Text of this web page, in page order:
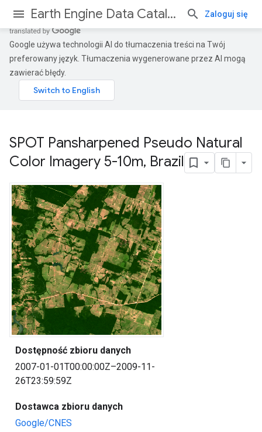
Earth Engine Data Catalog Zaloguj się
Google używa technologii AI do tłumaczenia treści na Twój
preferowany język. Tłumaczenia wygenerowane przez AI mogą
zawierać błędy.
SPOT Pansharpened Pseudo Natural
Color Imagery 5-10m, Brazil
Dostępność zbioru danych
2007-01-01T00:00:00Z–2009-11-
26T23:59:59Z
Dostawca zbioru danych
Google/CNES